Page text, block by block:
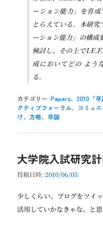
ーション能力」を育
とらえている。本研
ーション能力」の構
検討し、その上で
成においてどの よう
る。
カテゴリー: Papers、2010「卒
クティブフォーラム、 コミュ
け、方略、 卒論
大学院入試研究
投稿日時:2010/06/05
少しくらい、ブログをツイ
活用していかなきゃな、と思